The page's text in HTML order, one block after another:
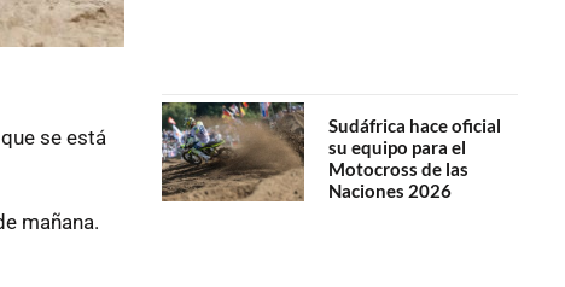
se está
mañana.
Sudáfrica hace oficial
su equipo para el
Motocross de las
Naciones 2026